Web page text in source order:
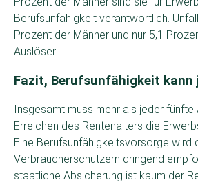
Berufsunfähigkeit verantwortlich.
Prozent der Männer und nur 5,1
Auslöser.
Fazit, Berufsunfähigkeit kann
Insgesamt muss mehr als jeder
Erreichen des Rentenalters die
Eine Berufsunfähigkeitsvorsorge wird
Verbraucherschützern dringend
staatliche Absicherung ist kaum der